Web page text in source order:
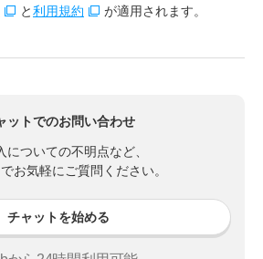
と利用規約 が適用されます。
ットでのお問い合わせ
についての不明点など、
お気軽にご質問ください。
チャットを始める